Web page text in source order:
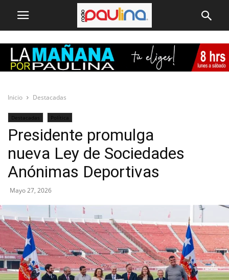
Inicio Destacadas
Destacadas Política
Presidente promulga
nueva Ley de Sociedades
Anónimas Deportivas
Mayo 27, 2026